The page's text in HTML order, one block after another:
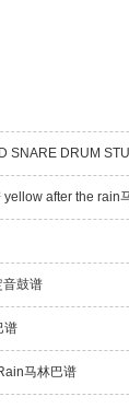
SNARE DRUM
after the rain
音鼓谱
谱
马林巴谱